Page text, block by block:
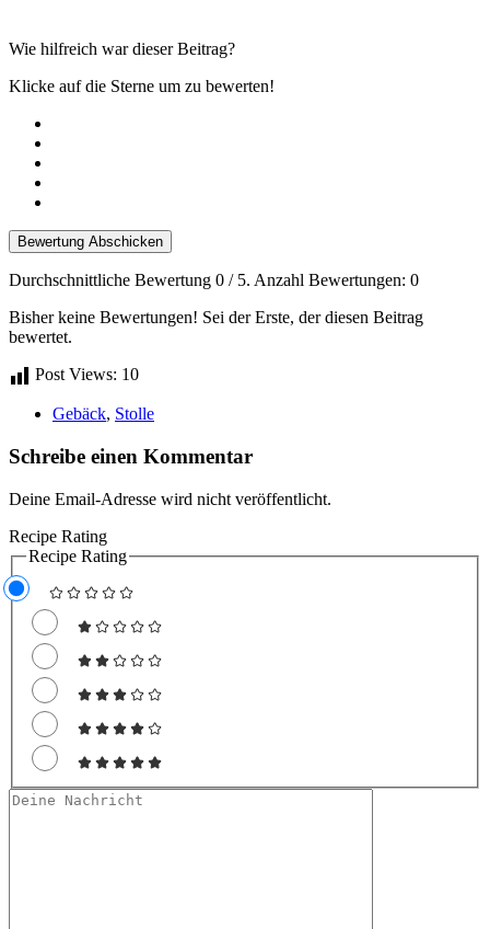
Wie hilfreich war dieser Beitrag?
Klicke auf die Sterne um zu bewerten!
Bewertung Abschicken
Durchschnittliche Bewertung 0 / 5. Anzahl Bewertungen: 0
Bisher keine Bewertungen! Sei der Erste, der diesen Beitrag
bewertet.
Post Views: 10
Gebäck, Stolle
Schreibe einen Kommentar
Deine Email-Adresse wird nicht veröffentlicht.
Recipe Rating
Recipe Rating